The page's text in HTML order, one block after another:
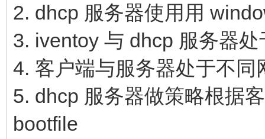
2. dhcp 服务器使用用
3. iventoy 与 dhcp 服务器
4. 客户端与服务器处于不同
5. dhcp 服务器做策略根据
bootfile